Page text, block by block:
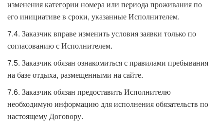
изменения категории номера или периода проживания по
его инициативе в сроки, указанные Исполнителем.
7.4. Заказчик вправе изменить условия заявки только по
согласованию с Исполнителем.
7.5. Заказчик обязан ознакомиться с правилами пребывания
на базе отдыха, размещенными на сайте.
7.6. Заказчик обязан предоставить Исполнителю
необходимую информацию для исполнения обязательств по
настоящему Договору.